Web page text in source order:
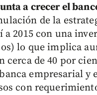
a crecer el
de la
2015 con una
lo que implica
cerca de 40 por
empresarial y
con